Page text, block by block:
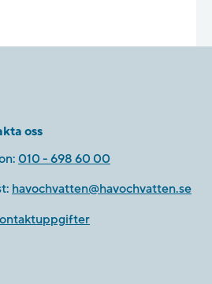
oss
010 - 698 60 00
havochvatten@havochvatten.se